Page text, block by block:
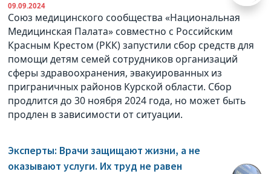
09.09.2024
Союз медицинского сообщества «Национальная
Медицинская Палата» совместно с Российским
Красным Крестом (РКК) запустили сбор средств для
помощи детям семей сотрудников организаций
сферы здравоохранения, эвакуированных из
приграничных районов Курской области. Сбор
продлится до 30 ноября 2024 года, но может быть
продлен в зависимости от ситуации.
Эксперты: Врачи защищают жизни, а не
оказывают услуги. Их труд не равен